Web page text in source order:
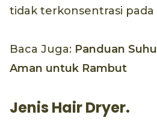
tidak terkonsentrasi pada
Baca Juga: Panduan
Aman untuk Rambut
Jenis Hair Dryer.